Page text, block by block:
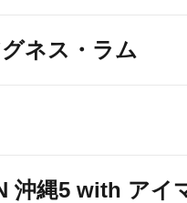
ネス・ラム
沖縄5 with アイ